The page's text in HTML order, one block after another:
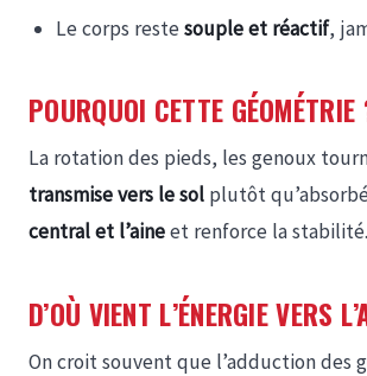
Le corps restesouple et réactif,
POURQUOI CETTE GÉOMÉTRIE
La rotation des pieds, les genoux
transmise vers le sol plutôt
central et l’aineet renforce la
D’OÙ VIENT L’ÉNERGIE VERS
On croit souvent que l’adduction des